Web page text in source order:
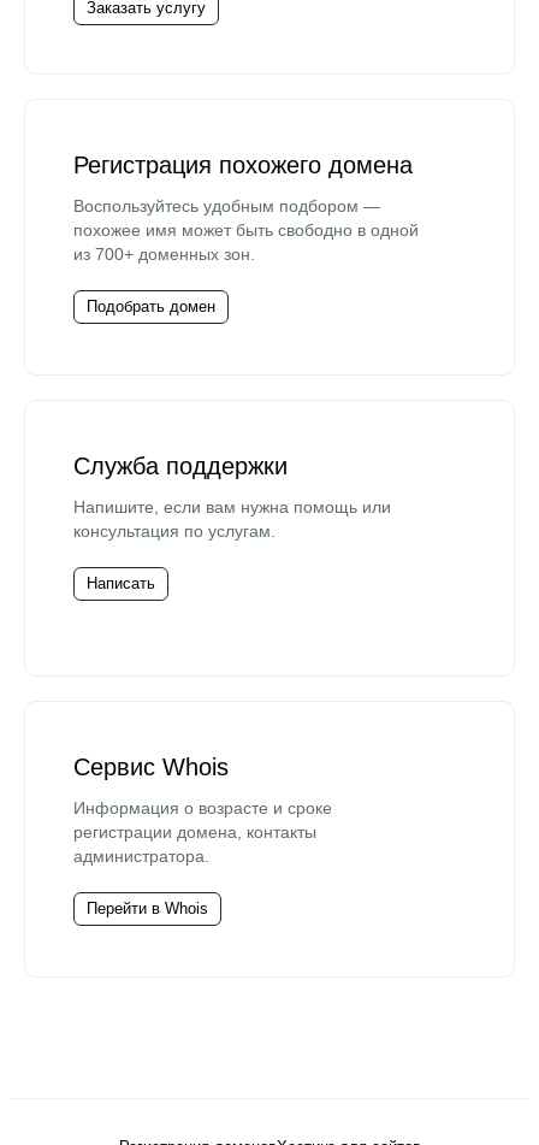
Заказать услугу
Регистрация похожего домена
Воспользуйтесь удобным подбором —
похожее имя может быть свободно в одной
из 700+ доменных зон.
Подобрать домен
Служба поддержки
Напишите, если вам нужна помощь или
консультация по услугам.
Написать
Сервис Whois
Информация о возрасте и сроке
регистрации домена, контакты
администратора.
Перейти в Whois